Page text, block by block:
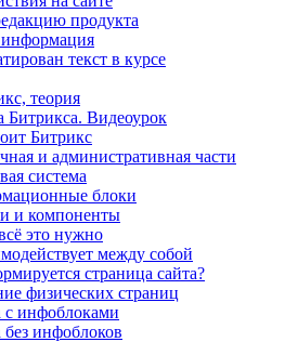
продукта
текст в курсе
теория
Битрикса. Видеоурок
Битрикс
и административная части
система
блоки
и компоненты
это нужно
между собой
страница сайта?
физических страниц
с инфоблоками
без инфоблоков